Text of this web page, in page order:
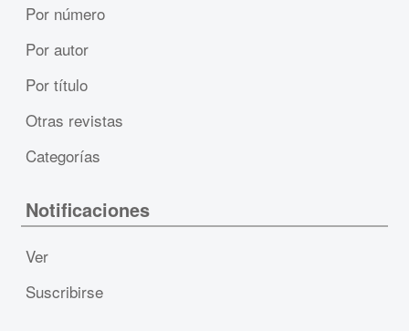
Por número
Por autor
Por título
Otras revistas
Categorías
Notificaciones
Ver
Suscribirse